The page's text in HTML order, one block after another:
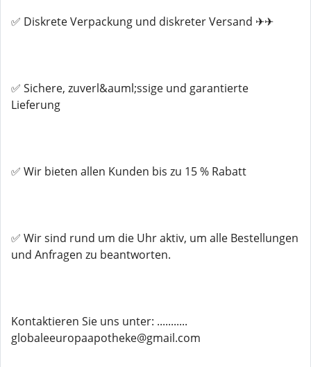
✅ Diskrete Verpackung und diskreter Versand ✈✈
✅ Sichere, zuverl&auml;ssige und garantierte
Lieferung
✅ Wir bieten allen Kunden bis zu 15 % Rabatt
✅ Wir sind rund um die Uhr aktiv, um alle Bestellungen
und Anfragen zu beantworten.
Kontaktieren Sie uns unter: ...........
globaleeuropaapotheke@gmail.com